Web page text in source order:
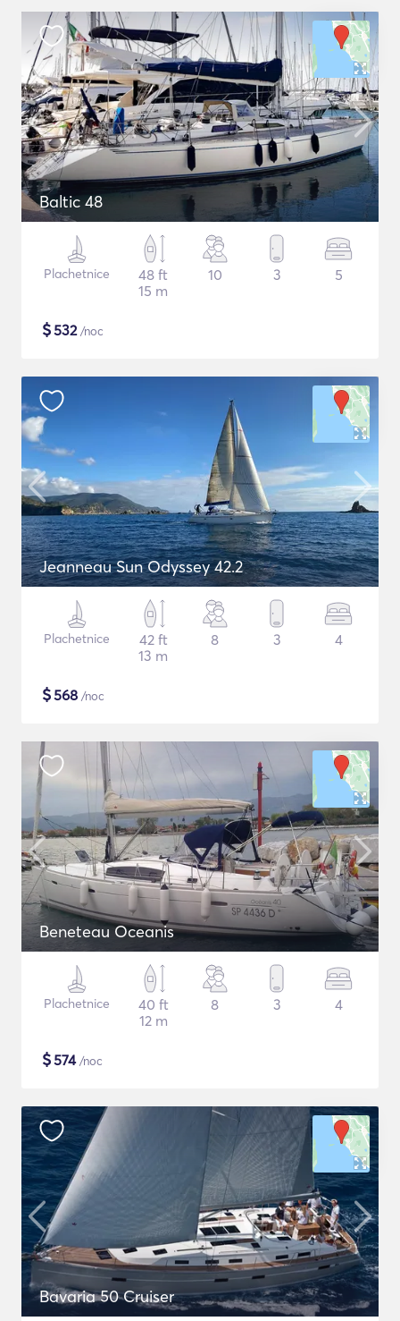
Baltic 48
Plachetnice
48 ft
15 m
10 3 5
$532/noc
Jeanneau Sun Odyssey 42.2
Plachetnice
42 ft
13 m
8 3 4
$568 /noc
Beneteau Oceanis
Plachetnice
40 ft
12 m
8 3 4
$574/noc
Bavaria 50 Cruiser